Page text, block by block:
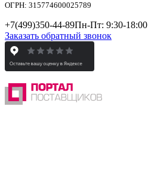
ОГРН: 315774600025789
+7(499)350-44-89Пн-Пт: 9:30-18:00
Заказать обратный звонок